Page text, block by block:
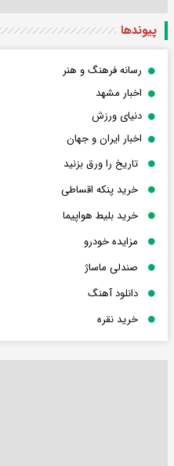
پیوندها
رسانه فرهنگ و هنر
اخبار مشهد
دنیای ورزش
اخبار ایران و جهان
تاریخ را ورق بزنید
خرید پنکه اقساطی
خرید بلیط هواپیما
مزایده خودرو
صندلی ماساژ
دانلود آهنگ
خرید نقره